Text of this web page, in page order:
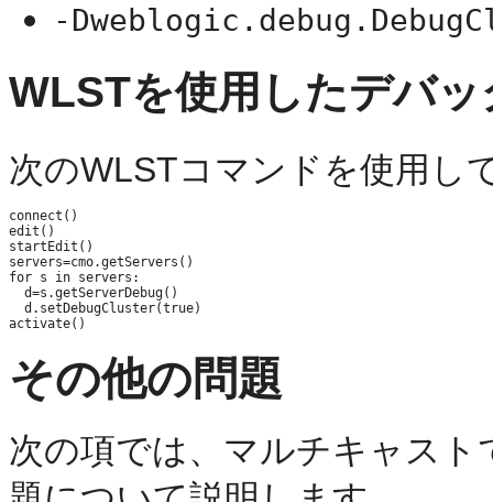
-
WLSTを使用したデバ
次のWLSTコマンドを使用し
connect()
edit()
startEdit()
servers=cmo.getServers()
for s in servers:
  d=s.getServerDebug()
  d.setDebugCluster(true)
その他の問題
次の項では、マルチキャス